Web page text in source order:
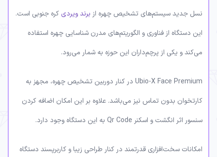
نسل جدید سیستم‌های تشخیص چهره از برند ویردی کره جنوبی است.
این دستگاه از فناوری و الگوریتم‌های مدرن شناسایی چهره استفاده
می‌کند و یکی از پرچم‌داران این حوزه به شمار می‌رود.
Ubio-X Face Premium در کنار دوربین تشخیص چهره، مجهز به
کارتخوان بدون تماس نیز می‌باشد. علاوه بر این امکان اضافه کردن
سنسور اثر انگشت و اسکنر Qr Code به این دستگاه وجود دارد.
امکانات سخت‌افزاری قدرتمند در کنار طراحی زیبا و کاربرپسند دستگاه